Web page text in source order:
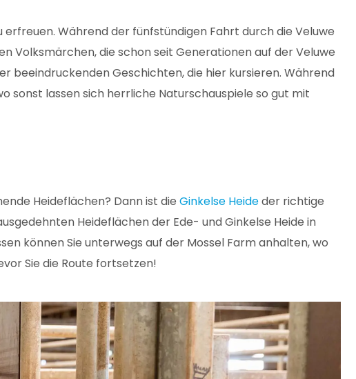
Während der fünfstündigen Fahrt durch die Veluwe
Volksmärchen, die schon seit Generationen auf der Veluwe
beeindruckenden Geschichten, die hier kursieren. Während
sonst lassen sich herrliche Naturschauspiele so gut mit
Heideflächen? Dann ist die Ginkelse Heideder richtige
Heideflächen der Ede- und Ginkelse Heide in
können Sie unterwegs auf der Mossel Farm anhalten, wo
Sie die Route fortsetzen!